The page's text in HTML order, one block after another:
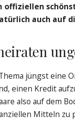
offiziellen
auch auf
jüngst eine
einen Kredit
also auf dem
Mitteln zu